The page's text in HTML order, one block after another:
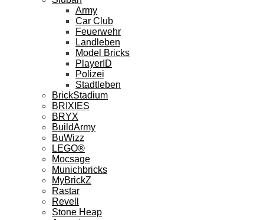
Army
Car Club
Feuerwehr
Landleben
Model Bricks
PlayerID
Polizei
Stadtleben
BrickStadium
BRIXIES
BRYX
BuildArmy
BuWizz
LEGO®
Mocsage
Munichbricks
MyBrickZ
Rastar
Revell
Stone Heap